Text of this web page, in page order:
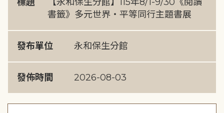
書籤》多元世界・平等同行主題書展
發布單位 永和保生分館
發佈時間 2026-08-03